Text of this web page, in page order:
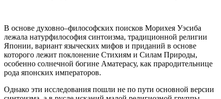
В основе духовно–философских поисков Морихея Уэсиба
лежала натурфилософия синтоизма, традиционной религии
Японии, вариант языческих мифов и приданий в основе
которого лежит поклонение Стихиям и Силам Природы,
особенно солнечной богине Аматерасу, как прародительнице
рода японских императоров.
Однако эти исследования пошли не по пути основной версии